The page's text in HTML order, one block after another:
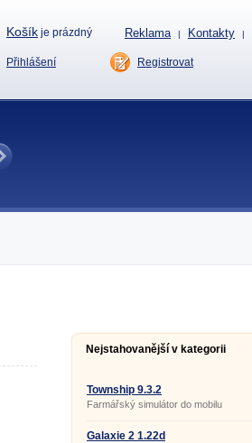
Nejstahovanější v kategorii
Township 9.3.2
Farmářský simulátor do mobilu
Galaxie 2 1.22d
Košík je prázdný Reklama | Kontakty |
Přihlášení Registrovat